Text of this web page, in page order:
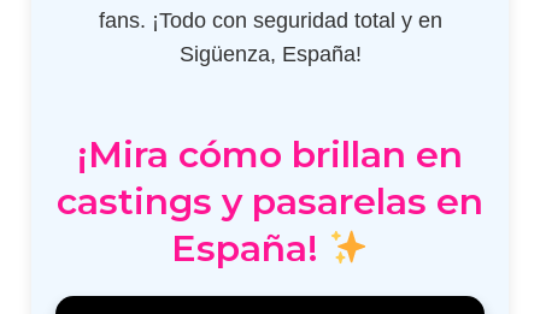
fans. ¡Todo con seguridad total y en
Sigüenza, España!
¡Mira cómo brillan en
castings y pasarelas en
España!